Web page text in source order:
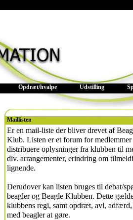
Opdræt/hvalpe Udstilling
Maillisten
Er en mail-liste der bliver drevet af
Klub. Listen er et forum for
distribuere oplysninger fra klubben til
div. arrangementer, erindring om
lignende.
Derudover kan listen bruges til debat/
beagler og Beagle Klubben. Dette
klubbens regi, samt opdræt, avl,
med beagler at gøre.